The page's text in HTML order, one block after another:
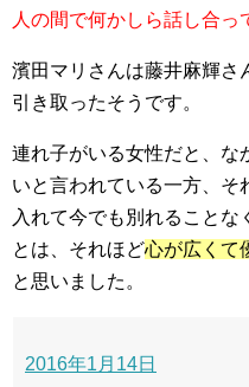
人の間で何かしら話し合っ
濱田マリさんは藤井麻輝さ
引き取ったそうです。
連れ子がいる女性だと、な
いと言われている一方、そ
入れて今でも別れることな
とは、それほど心が広くて
と思いました。
2016年1月14日